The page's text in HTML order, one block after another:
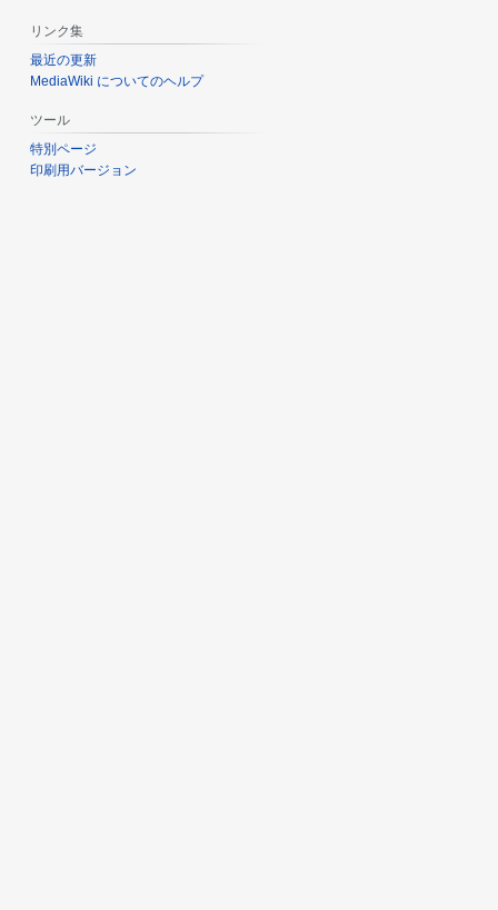
リンク集
最近の更新
MediaWiki についてのヘルプ
ツール
特別ページ
印刷用バージョン